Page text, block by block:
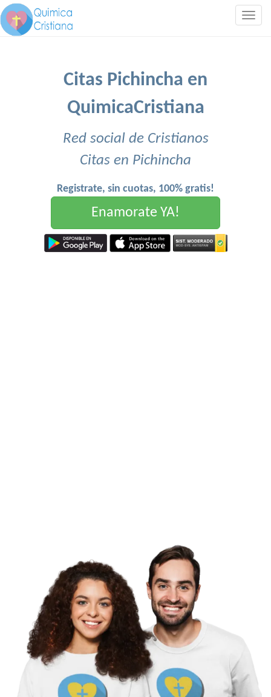
Citas Pichincha en
QuimicaCristiana
Red social de Cristianos
Citas en Pichincha
Registrate, sin cuotas, 100% gratis!
Enamorate YA!